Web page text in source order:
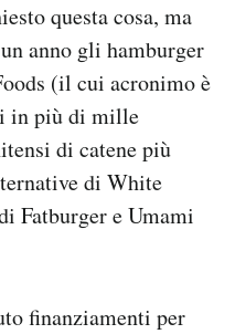
questa cosa, ma
anno gli hamburger
(il cui acronimo è
in più di mille
di catene più
di White
Fatburger e Umami
finanziamenti per